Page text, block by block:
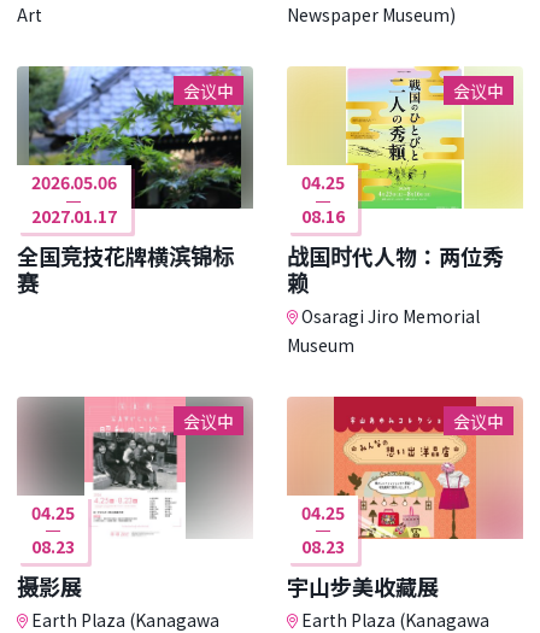
Art
Newspaper Museum)
会议中
2026.05.06
2027.01.17
全国竞技花牌横滨锦标
赛
会议中
04.25
08.16
战国时代人物：两位秀
赖
Osaragi Jiro Memorial
Museum
会议中
04.25
08.23
摄影展
Earth Plaza (Kanagawa
会议中
04.25
08.23
宇山步美收藏展
Earth Plaza (Kanagawa